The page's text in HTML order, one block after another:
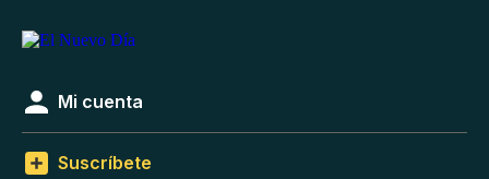
Mi cuenta
Suscríbete